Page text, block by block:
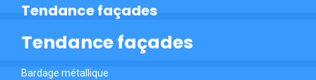
Tendance façades
Tendance façades
Bardage métallique